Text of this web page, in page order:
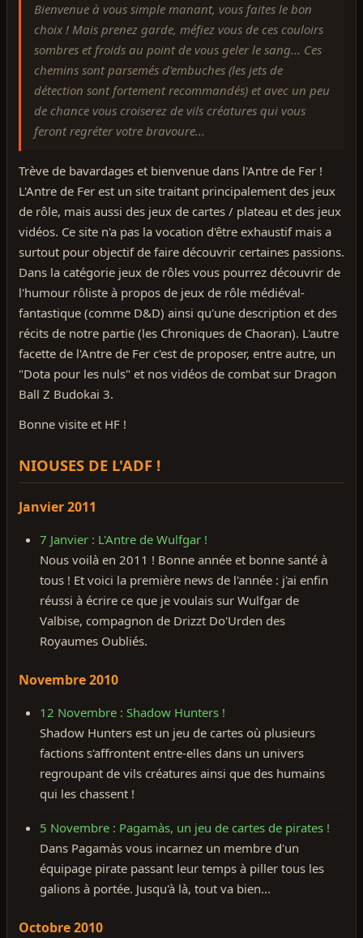
Bienvenue à vous simple manant, vous faites le bon
choix ! Mais prenez garde, méfiez vous de ces couloirs
sombres et froids au point de vous geler le sang... Ces
chemins sont parsemés d'embuches (les jets de
détection sont fortement recommandés) et avec un peu
de chance vous croiserez de vils créatures qui vous
feront regréter votre bravoure...
Trève de bavardages et bienvenue dans l'Antre de Fer !
L'Antre de Fer est un site traitant principalement des jeux
de rôle, mais aussi des jeux de cartes / plateau et des jeux
vidéos. Ce site n'a pas la vocation d'être exhaustif mais a
surtout pour objectif de faire découvrir certaines passions.
Dans la catégorie jeux de rôles vous pourrez découvrir de
l'humour rôliste à propos de jeux de rôle médiéval-
fantastique (comme D&D) ainsi qu'une description et des
récits de notre partie (les Chroniques de Chaoran). L'autre
facette de l'Antre de Fer c'est de proposer, entre autre, un
"Dota pour les nuls" et nos vidéos de combat sur Dragon
Ball Z Budokai 3.
Bonne visite et HF !
NIOUSES DE L'ADF !
Janvier 2011
7 Janvier : L'Antre de Wulfgar !
Nous voilà en 2011 ! Bonne année et bonne santé à
tous ! Et voici la première news de l'année : j'ai enfin
réussi à écrire ce que je voulais sur Wulfgar de
Valbise, compagnon de Drizzt Do'Urden des
Royaumes Oubliés.
Novembre 2010
12 Novembre : Shadow Hunters !
Shadow Hunters est un jeu de cartes où plusieurs
factions s'affrontent entre-elles dans un univers
regroupant de vils créatures ainsi que des humains
qui les chassent !
5 Novembre : Pagamàs, un jeu de cartes de pirates !
Dans Pagamàs vous incarnez un membre d'un
équipage pirate passant leur temps à piller tous les
galions à portée. Jusqu'à là, tout va bien...
Octobre 2010